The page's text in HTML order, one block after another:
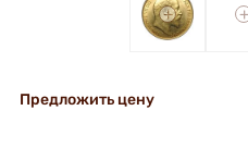
+ +
Предложить цену